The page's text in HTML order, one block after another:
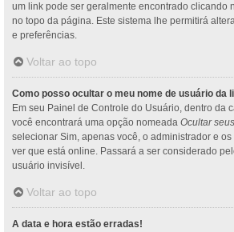
um link pode ser geralmente encontrado clicando
no topo da página. Este sistema lhe permitirá
e preferências.
Voltar ao topo
Como posso ocultar o meu nome de usuário da
Em seu Painel de Controle do Usuário, dentro da
você encontrará uma opção nomeada Ocultar
selecionar Sim, apenas você, o administrador e
ver que está online. Passará a ser considerado
usuário invisível.
Voltar ao topo
A data e hora estão erradas!